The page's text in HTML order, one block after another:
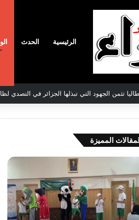
الرئيسية الحدث
بشأن تغير المناخ :الجزائر تودع مساهمتها
المقالات المميزة